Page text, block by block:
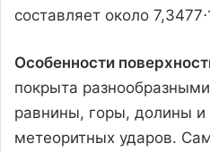
составляет около
Особенности
покрыта
равнины, горы, долины и
метеоритных ударов.